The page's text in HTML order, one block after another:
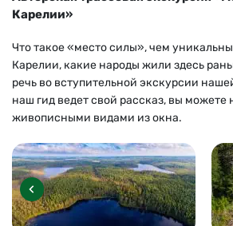
Карелии»
Что такое «место силы», чем
Карелии, какие народы жили здесь
речь во вступительной экскурсии
наш гид ведет свой рассказ, вы можете
живописными видами из окна.